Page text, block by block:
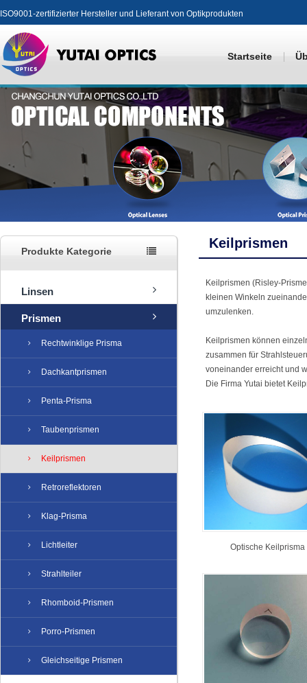
ISO9001-zertifizierter Hersteller und Lieferant von Optikprodukten
Startseite
Produkte Kategorie
Linsen
Prismen
Rechtwinklige Prisma
Dachkantprismen
Penta-Prisma
Taubenprismen
Keilprismen
Retroreflektoren
Klag-Prisma
Lichtleiter
Strahlteiler
Rhomboid-Prismen
Porro-Prismen
Gleichseitige Prismen
Keilprismen
Keilprismen (Risley-
kleinen Winkeln
umzulenken.
Keilprismen können
zusammen für
voneinander erreicht und
Die Firma Yutai bietet
Optische Keilprisma